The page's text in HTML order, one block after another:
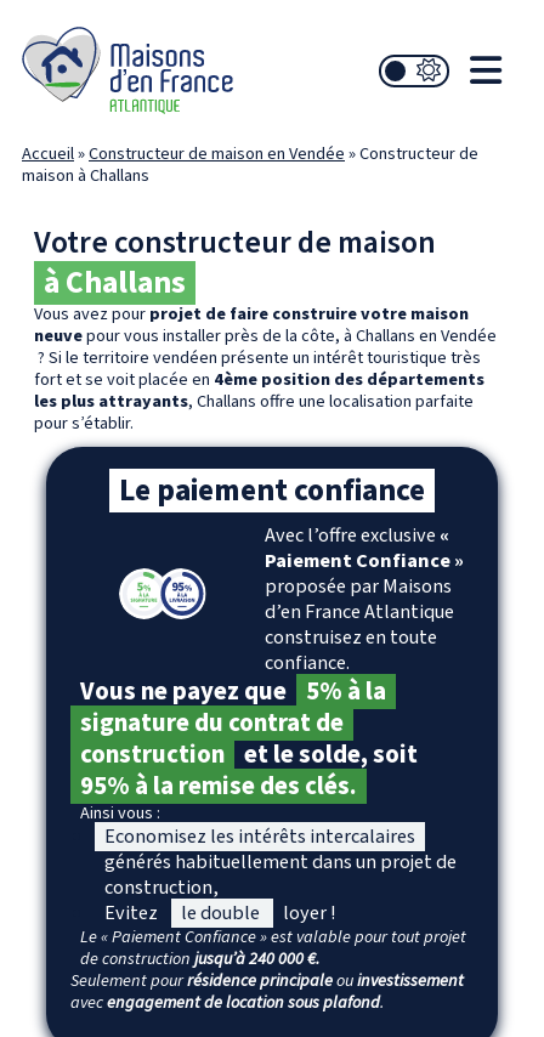
Accueil»Constructeur de maison en Vendée»Constructeur de
maison à Challans
Votre constructeur de maison
à Challans
Vous avez pourprojet de faire construire votre maison
neuvepour vous installer près de la côte, à Challans en Vendée
? Si le territoire vendéen présente un intérêt touristique très
fort et se voit placée en 4ème position des départements
les plus attrayants, Challans offre une localisation parfaite
pour s’établir.
Le paiement confiance
Avec l’offre exclusive «
Paiement Confiance »
proposée par Maisons
d’en France Atlantique
construisez en toute
confiance.
Vous ne payez que 5% à la
signature du contrat de
construction et le solde, soit
95% à la remise des clés.
Ainsi vous :
Economisez les intérêts intercalaires
générés habituellement dans un projet de
construction,
Evitez
le double loyer !
Le « Paiement Confiance » est valable pour tout projet
de constructionjusqu’à 240 000 €.
Seulement pourrésidence principaleouinvestissement
avecengagement de location sous plafond.